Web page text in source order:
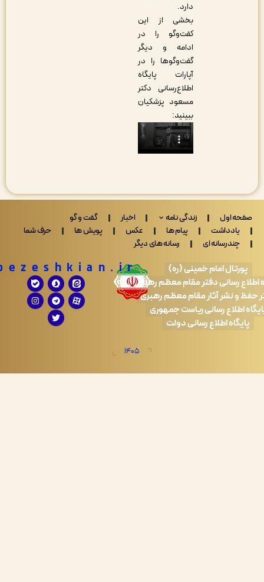
بخشی از این
کفت‌وگو را در
ادامه و دیگر
گفت‌وگوها را در
آپارات پایگاه
اطلاع‌رسانی دکتر
مسعود پزشکیان
اول زندگی نامه اخبار
گفت و گو
پیام ها عکس پویش ها
حرف شما
ای
رسانه های دیگر
امام خمینی (ره)
رسانی دفتر مقام معظم رهبری
آثار مقام معظم رهبری
رسانی ریاست جمهوری
اطلاع رسانی دولت
Drpezeshkian.ir